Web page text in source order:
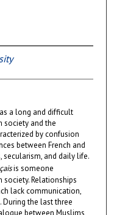
a long and difficult
society and the
by confusion
between French and
and daily life.
is someone
Relationships
lack communication,
During the last three